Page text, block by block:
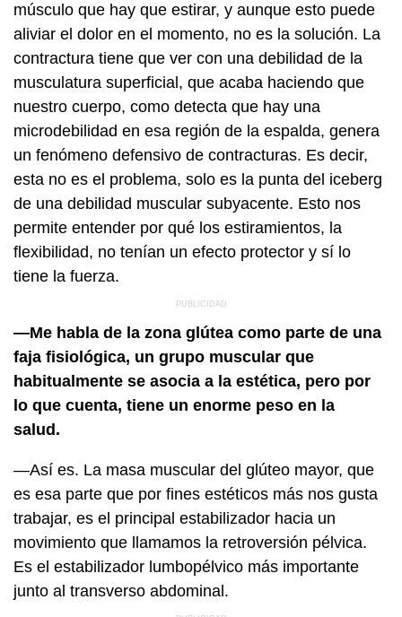
músculo que hay que estirar, y aunque esto puede
aliviar el dolor en el momento, no es la solución. La
contractura tiene que ver con una debilidad de la
musculatura superficial, que acaba haciendo que
nuestro cuerpo, como detecta que hay una
microdebilidad en esa región de la espalda, genera
un fenómeno defensivo de contracturas. Es decir,
esta no es el problema, solo es la punta del iceberg
de una debilidad muscular subyacente. Esto nos
permite entender por qué los estiramientos, la
flexibilidad, no tenían un efecto protector y sí lo
tiene la fuerza.
—Me habla de la zona glútea como parte de una
faja fisiológica, un grupo muscular que
habitualmente se asocia a la estética, pero por
lo que cuenta, tiene un enorme peso en la
salud.
—Así es. La masa muscular del glúteo mayor, que
es esa parte que por fines estéticos más nos gusta
trabajar, es el principal estabilizador hacia un
movimiento que llamamos la retroversión pélvica.
Es el estabilizador lumbopélvico más importante
junto al transverso abdominal.